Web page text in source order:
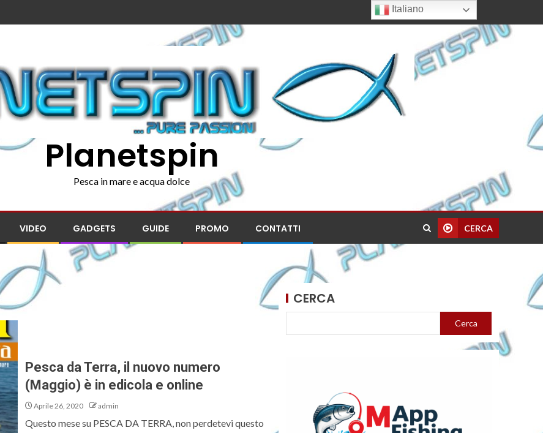
Planetspin
Pesca in mare e acqua dolce
VIDEO GADGETS GUIDE PROMO CONTATTI CERCA
Pesca da Terra, il nuovo numero
(Maggio) è in edicola e online
Aprile 26, 2020 admin
Questo mese su PESCA DA TERRA, non perdetevi questo
CERCA
Cerca
Italiano